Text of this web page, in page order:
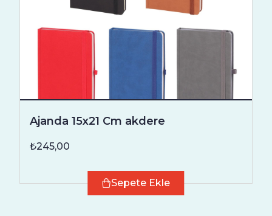
Ajanda 15x21 Cm akdere
₺245,00
Sepete Ekle